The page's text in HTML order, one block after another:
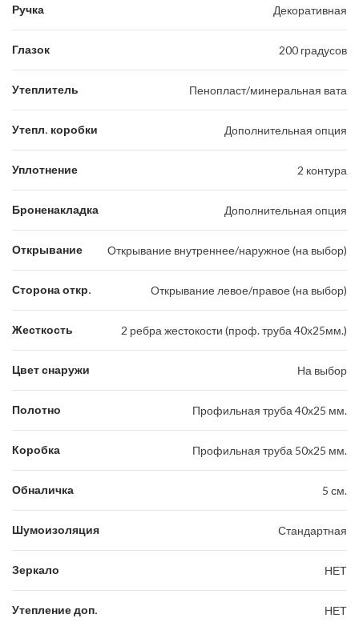
Ручка Декоративная
Глазок 200 градусов
Утеплитель Пенопласт/минеральная вата
Утепл. коробки Дополнительная опция
Уплотнение 2 контура
Броненакладка Дополнительная опция
Открывание Открывание внутреннее/наружное (на выбор)
Сторона откр. Открывание левое/правое (на выбор)
Жесткость 2 ребра жестокости (проф. труба 40х25мм.)
Цвет снаружи На выбор
Полотно Профильная труба 40х25 мм.
Коробка Профильная труба 50х25 мм.
Обналичка 5 см.
Шумоизоляция Стандартная
Зеркало НЕТ
Утепление доп. НЕТ